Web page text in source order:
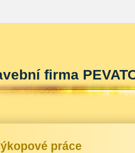
firma
práce